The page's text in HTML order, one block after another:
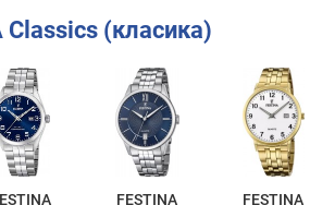
Classics (класика)
FESTINA
FESTINA